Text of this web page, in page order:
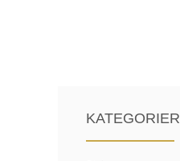
KATEGORIER